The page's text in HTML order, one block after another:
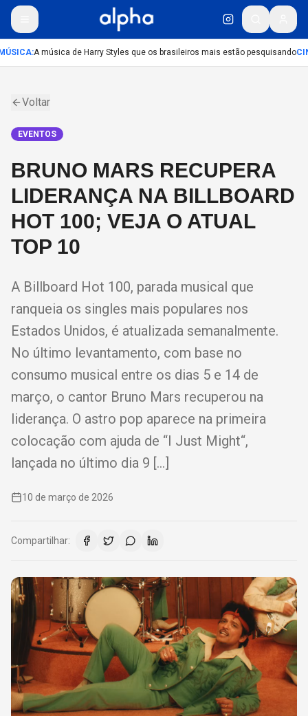
:A música de Harry Styles que os brasileiros mais estão pesquisando
Voltar
EVENTOS
BRUNO MARS RECUPERA
LIDERANÇA NA BILLBOARD
HOT 100; VEJA O ATUAL
TOP 10
A Billboard Hot 100, parada musical que
ranqueia os singles mais populares nos
Estados Unidos, é atualizada semanalmente.
No último levantamento, com base no
consumo musical entre os dias 5 e 14 de
março, o cantor Bruno Mars recuperou na
liderança. O astro pop aparece na primeira
colocação com ajuda de “I Just Might“,
lançada no último dia 9 […]
10 de março de 2026
Compartilhar: